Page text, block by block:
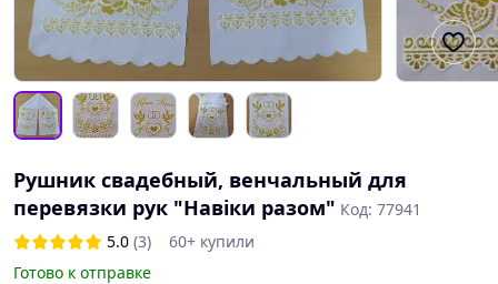
Рушник свадебный, венчальный для
перевязки рук "Навіки разом" Код: 77941
5.0 (3)
60+ купили
Готово к отправке